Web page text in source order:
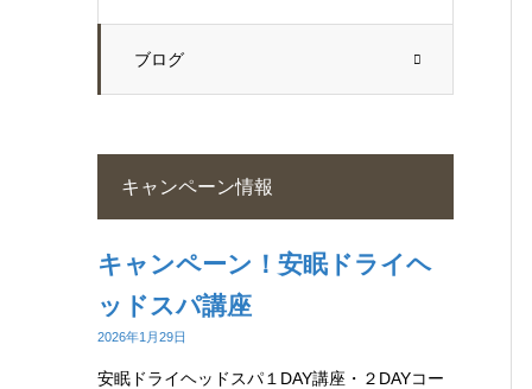
ブログ
キャンペーン情報
キャンペーン！安眠ドライヘ
ッドスパ講座
2026年1月29日
安眠ドライヘッドスパ１DAY講座・２DAYコー